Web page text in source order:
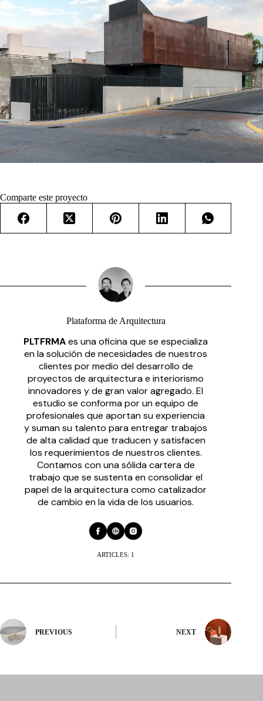
Comparte este proyecto
Plataforma de Arquitectura
PLTFRMAes una oficina que se especializa
en la solución de necesidades de nuestros
clientes por medio del desarrollo de
proyectos de arquitectura e interiorismo
innovadores y de gran valor agregado. El
estudio se conforma por un equipo de
profesionales que aportan su experiencia
y suman su talento para entregar trabajos
de alta calidad que traducen y satisfacen
los requerimientos de nuestros clientes.
Contamos con una sólida cartera de
trabajo que se sustenta en consolidar el
papel de la arquitectura como catalizador
de cambio en la vida de los usuarios.
ARTICLES: 1
PREVIOUS NEXT